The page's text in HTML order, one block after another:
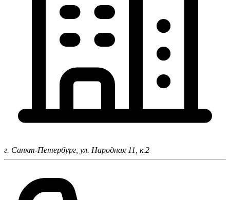
г. Санкт-Петербург, ул. Народная 11, к.2